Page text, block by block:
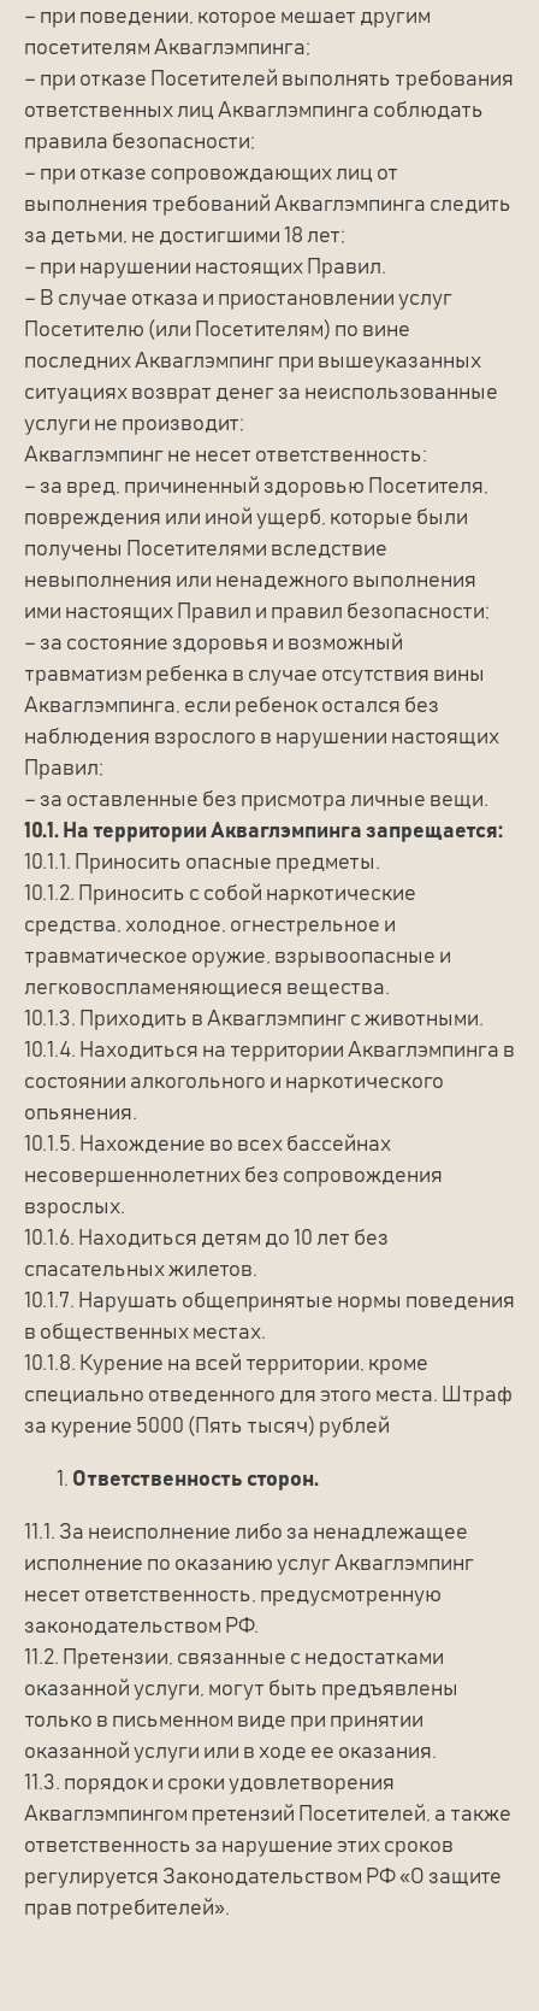
– при поведении, которое мешает другим
посетителям Акваглэмпинга;
– при отказе Посетителей выполнять требования
ответственных лиц Акваглэмпинга соблюдать
правила безопасности;
– при отказе сопровождающих лиц от
выполнения требований Акваглэмпинга следить
за детьми, не достигшими 18 лет;
– при нарушении настоящих Правил.
– В случае отказа и приостановлении услуг
Посетителю (или Посетителям) по вине
последних Акваглэмпинг при вышеуказанных
ситуациях возврат денег за неиспользованные
услуги не производит;
Акваглэмпинг не несет ответственность:
– за вред, причиненный здоровью Посетителя,
повреждения или иной ущерб, которые были
получены Посетителями вследствие
невыполнения или ненадежного выполнения
ими настоящих Правил и правил безопасности;
– за состояние здоровья и возможный
травматизм ребенка в случае отсутствия вины
Акваглэмпинга, если ребенок остался без
наблюдения взрослого в нарушении настоящих
Правил;
– за оставленные без присмотра личные вещи.
10.1. На территории Акваглэмпинга запрещается:
10.1.1. Приносить опасные предметы.
10.1.2. Приносить с собой наркотические
средства, холодное, огнестрельное и
травматическое оружие, взрывоопасные и
легковоспламеняющиеся вещества.
10.1.3. Приходить в Акваглэмпинг с животными.
10.1.4. Находиться на территории Акваглэмпинга в
состоянии алкогольного и наркотического
опьянения.
10.1.5. Нахождение во всех бассейнах
несовершеннолетних без сопровождения
взрослых.
10.1.6. Находиться детям до 10 лет без
спасательных жилетов.
10.1.7. Нарушать общепринятые нормы поведения
в общественных местах.
10.1.8. Курение на всей территории, кроме
специально отведенного для этого места. Штраф
за курение 5000 (Пять тысяч) рублей
Ответственность сторон.
11.1. За неисполнение либо за ненадлежащее
исполнение по оказанию услуг Акваглэмпинг
несет ответственность, предусмотренную
законодательством РФ.
11.2. Претензии, связанные с недостатками
оказанной услуги, могут быть предъявлены
только в письменном виде при принятии
оказанной услуги или в ходе ее оказания.
11.3. порядок и сроки удовлетворения
Акваглэмпингом претензий Посетителей, а также
ответственность за нарушение этих сроков
регулируется Законодательством РФ «О защите
прав потребителей».